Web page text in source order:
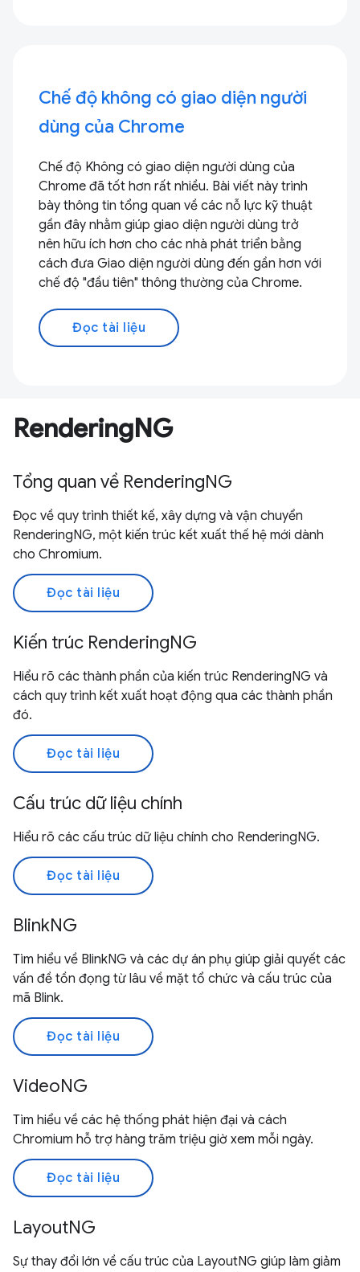
Chế độ không có giao diện người
dùng của Chrome
Chế độ Không có giao diện người dùng của
Chrome đã tốt hơn rất nhiều. Bài viết này trình
bày thông tin tổng quan về các nỗ lực kỹ thuật
gần đây nhằm giúp giao diện người dùng trở
nên hữu ích hơn cho các nhà phát triển bằng
cách đưa Giao diện người dùng đến gần hơn với
chế độ "đầu tiên" thông thường của Chrome.
Đọc tài liệu
RenderingNG
Tổng quan về RenderingNG
Đọc về quy trình thiết kế, xây dựng và vận chuyển
RenderingNG, một kiến trúc kết xuất thế hệ mới dành
cho Chromium.
Đọc tài liệu
Kiến trúc RenderingNG
Hiểu rõ các thành phần của kiến trúc RenderingNG và
cách quy trình kết xuất hoạt động qua các thành phần
đó.
Đọc tài liệu
Cấu trúc dữ liệu chính
Hiểu rõ các cấu trúc dữ liệu chính cho RenderingNG.
Đọc tài liệu
BlinkNG
Tìm hiểu về BlinkNG và các dự án phụ giúp giải quyết các
vấn đề tồn đọng từ lâu về mặt tổ chức và cấu trúc của
mã Blink.
Đọc tài liệu
VideoNG
Tìm hiểu về các hệ thống phát hiện đại và cách
Chromium hỗ trợ hàng trăm triệu giờ xem mỗi ngày.
Đọc tài liệu
LayoutNG
Sự thay đổi lớn về cấu trúc của LayoutNG giúp làm giảm